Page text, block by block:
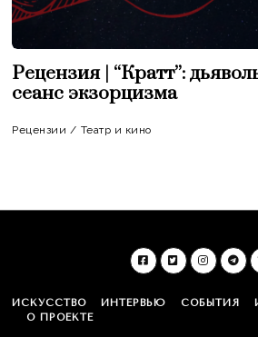
Рецензия | “Кратт”:
сеанс экзорцизма
Рецензии / Театр и кино
ИСКУССТВО ИНТЕРВЬЮ СОБЫТИЯ
О ПРОЕКТЕ